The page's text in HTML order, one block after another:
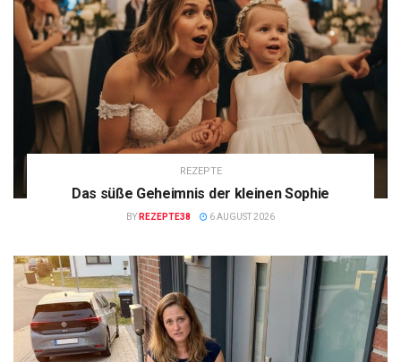
REZEPTE
Das süße Geheimnis der kleinen Sophie
BY REZEPTE38 6 AUGUST 2026